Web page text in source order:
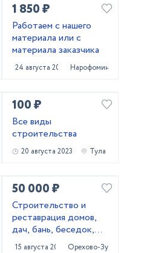
1 850 ₽
Работаем с нашего
материала или с
материала заказчика
24 августа 2023 Нарофоминск
100 ₽
Все виды
строительства
20 августа 2023 Тула
50 000 ₽
Строительство и
реставрация домов,
дач, бань, беседок,
мансард, веранд
15 августа 2023 Орехово-Зуево